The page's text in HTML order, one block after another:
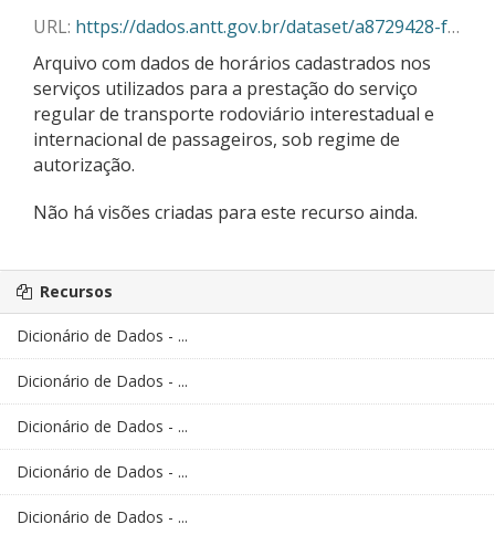
URL: https://dados.antt.gov.br/dataset/a8729428-f382-430c-abe5-6e5f85aa9a03/resource/f20bca9c-e278-4065-af9f-10a2df0176ea/download/01-2026_horarios_sigma.json
Arquivo com dados de horários cadastrados nos
serviços utilizados para a prestação do serviço
regular de transporte rodoviário interestadual e
internacional de passageiros, sob regime de
autorização.
Não há visões criadas para este recurso ainda.
Recursos
Dicionário de Dados - ...
Dicionário de Dados - ...
Dicionário de Dados - ...
Dicionário de Dados - ...
Dicionário de Dados - ...